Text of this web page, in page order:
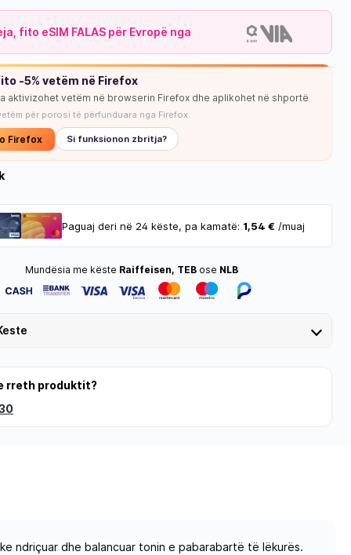
fito eSIM FALAS për Evropë nga
-5% vetëm në Firefox
aktivizohet vetëm në browserin Firefox dhe aplikohet në shportë
për porosi të përfunduara nga Firefox.
Firefox Si funksionon zbritja?
Paguaj deri në 24 këste, pa kamatë: 1,54 € /muaj
Mundësia me këste Raiffeisen, TEB ose NLB
rreth produktit?
ndriçuar dhe balancuar tonin e pabarabartë të lëkurës.